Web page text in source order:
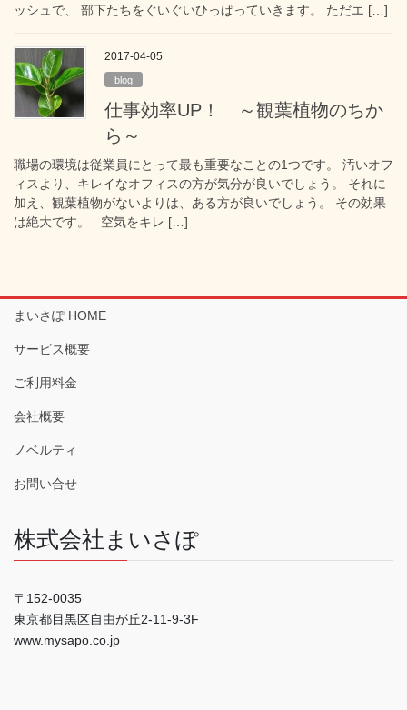
ッシュで、 部下たちをぐいぐいひっぱっていきます。 ただエ […]
2017-04-05
blog
仕事効率UP！ ～観葉植物のちか
ら～
職場の環境は従業員にとって最も重要なことの1つです。 汚いオフ
ィスより、キレイなオフィスの方が気分が良いでしょう。 それに
加え、観葉植物がないよりは、ある方が良いでしょう。 その効果
は絶大です。 空気をキレ […]
まいさぽ HOME
サービス概要
ご利用料金
会社概要
ノベルティ
お問い合せ
株式会社まいさぽ
〒152-0035
東京都目黒区自由が丘2-11-9-3F
www.mysapo.co.jp